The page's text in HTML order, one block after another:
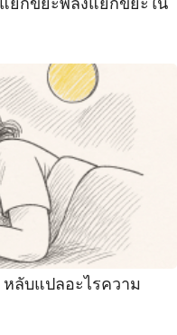
ลับแปลอะไรความ